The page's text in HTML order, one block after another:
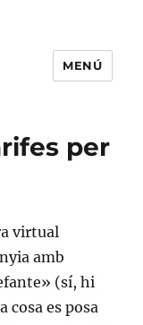
MENÚ
per
virtual
amb
(sí, hi
cosa es posa